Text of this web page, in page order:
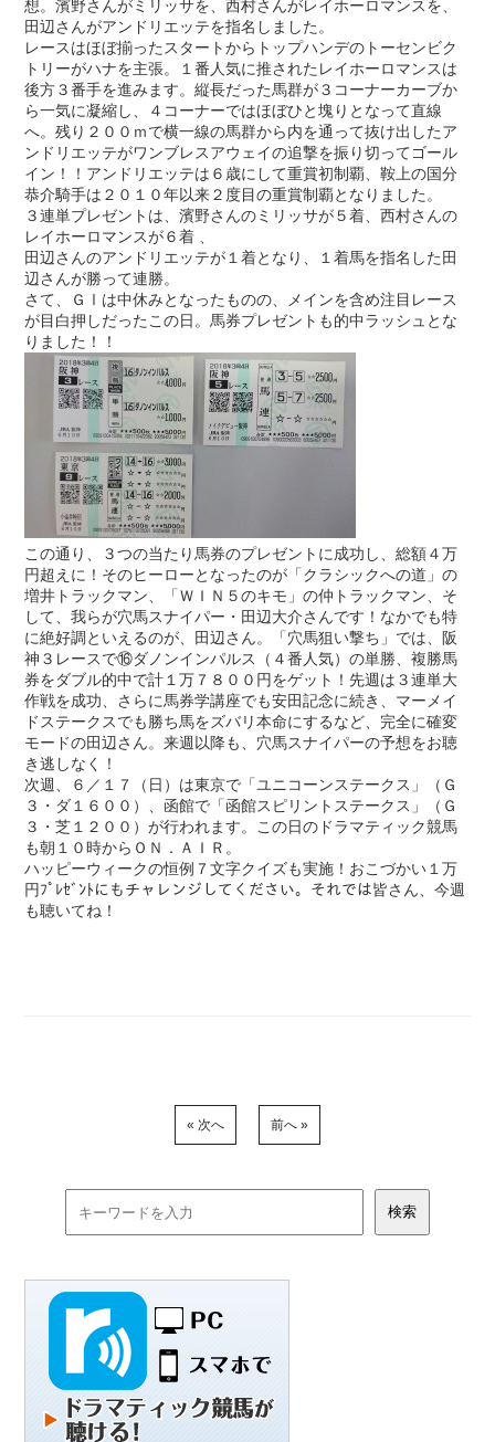
想。濱野さんがミリッサを、西村さんがレイホーロマンスを、
田辺さんがアンドリエッテを指名しました。
レースはほぼ揃ったスタートからトップハンデのトーセンビク
トリーがハナを主張。１番人気に推されたレイホーロマンスは
後方３番手を進みます。縦長だった馬群が３コーナーカーブか
ら一気に凝縮し、４コーナーではほぼひと塊りとなって直線
へ。残り２００ｍで横一線の馬群から内を通って抜け出したア
ンドリエッテがワンブレスアウェイの追撃を振り切ってゴール
イン！！アンドリエッテは６歳にして重賞初制覇、鞍上の国分
恭介騎手は２０１０年以来２度目の重賞制覇となりました。
３連単プレゼントは、濱野さんのミリッサが５着、西村さんの
レイホーロマンスが６着 、
田辺さんのアンドリエッテが１着となり、１着馬を指名した田
辺さんが勝って連勝。
さて、ＧⅠは中休みとなったものの、メインを含め注目レース
が目白押しだったこの日。馬券プレゼントも的中ラッシュとな
りました！！
この通り、３つの当たり馬券のプレゼントに成功し、総額４万
円超えに！そのヒーローとなったのが「クラシックへの道」の
増井トラックマン、「ＷＩＮ５のキモ」の仲トラックマン、そ
して、我らが穴馬スナイパー・田辺大介さんです！なかでも特
に絶好調といえるのが、田辺さん。「穴馬狙い撃ち」では、阪
神３レースで⑯ダノンインパルス（４番人気）の単勝、複勝馬
券をダブル的中で計１万７８００円をゲット！先週は３連単大
作戦を成功、さらに馬券学講座でも安田記念に続き、マーメイ
ドステークスでも勝ち馬をズバリ本命にするなど、完全に確変
モードの田辺さん。来週以降も、穴馬スナイパーの予想をお聴
き逃しなく！
次週、６／１７（日）は東京で「ユニコーンステークス」（Ｇ
３・ダ１６００）、函館で「函館スピリントステークス」（Ｇ
３・芝１２００）が行われます。この日のドラマティック競馬
も朝１０時からＯＮ．ＡＩＲ。
ハッピーウィークの恒例７文字クイズも実施！おこづかい１万
円ﾌﾟﾚｾﾞﾝﾄにもチャレンジしてください。それでは皆さん、今週
も聴いてね！
« 次へ 前へ »